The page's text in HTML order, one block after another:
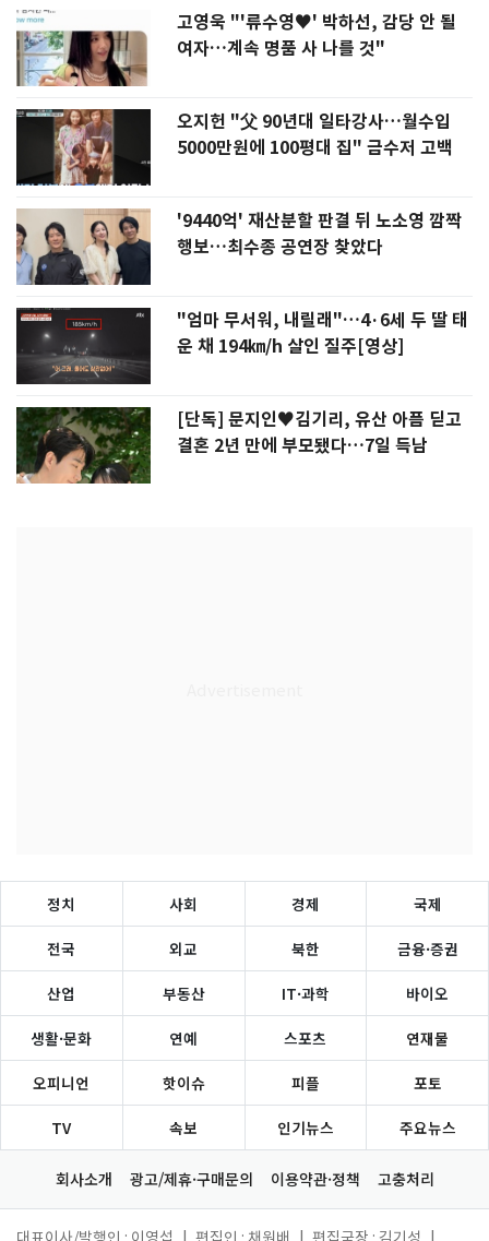
고영욱 "'류수영♥' 박하선, 감당 안 될
여자…계속 명품 사 나를 것"
오지헌 "父 90년대 일타강사…월수입
5000만원에 100평대 집" 금수저 고백
'9440억' 재산분할 판결 뒤 노소영 깜짝
행보…최수종 공연장 찾았다
"엄마 무서워, 내릴래"…4·6세 두 딸 태
운 채 194㎞/h 살인 질주[영상]
[단독] 문지인♥김기리, 유산 아픔 딛고
결혼 2년 만에 부모됐다…7일 득남
정치 사회 경제 국제
전국 외교 북한 금융·증권
산업 부동산 IT·과학 바이오
생활·문화 연예 스포츠 연재물
오피니언 핫이슈 피플 포토
TV 속보 인기뉴스 주요뉴스
회사소개 광고/제휴·구매문의 이용약관·정책 고충처리